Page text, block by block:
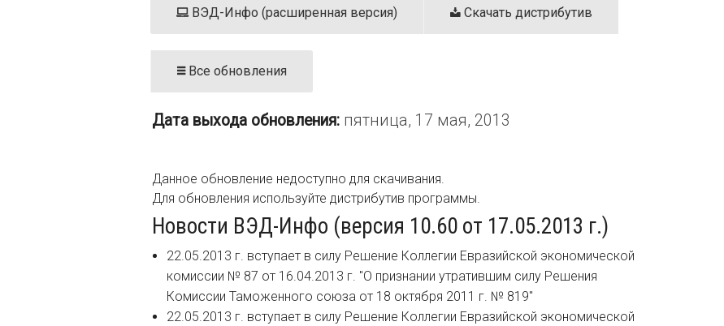
Дилеры
Обучение
ВЭД-Инфо (расширенная версия) Скачать дистрибутив
Все обновления
Дата выхода обновления: пятница, 17 мая, 2013
Данное обновление недоступно для скачивания.
Для обновления используйте дистрибутив программы.
Новости ВЭД-Инфо (версия 10.60 от 17.05.2013 г.)
22.05.2013 г. вступает в силу Решение Коллегии Евразийской экономической
комиссии № 87 от 16.04.2013 г. "О признании утратившим силу Решения
Комиссии Таможенного союза от 18 октября 2011 г. № 819"
22.05.2013 г. вступает в силу Решение Коллегии Евразийской экономической